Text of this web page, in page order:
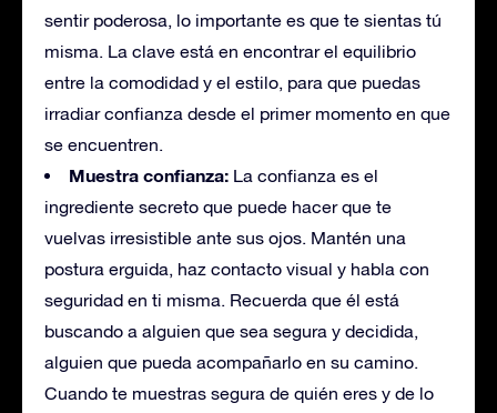
sentir poderosa, lo importante es que te sientas tú
misma. La clave está en encontrar el equilibrio
entre la comodidad y el estilo, para que puedas
irradiar confianza desde el primer momento en que
se encuentren.
Muestra confianza: La confianza es el
ingrediente secreto que puede hacer que te
vuelvas irresistible ante sus ojos. Mantén una
postura erguida, haz contacto visual y habla con
seguridad en ti misma. Recuerda que él está
buscando a alguien que sea segura y decidida,
alguien que pueda acompañarlo en su camino.
Cuando te muestras segura de quién eres y de lo